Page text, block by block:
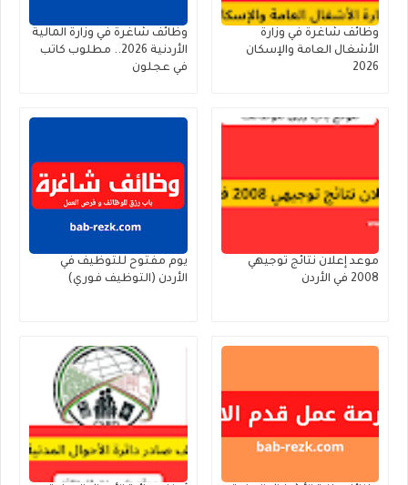
وظائف شاغرة في وزارة
الأشغال العامة والإسكان
2026
وظائف شاغرة في وزارة المالية
الأردنية 2026.. مطلوب كاتب
في عجلون
موعد إعلان نتائج توجيهي
2008 في الأردن
يوم مفتوح للتوظيف في
الأردن (التوظيف فوري)